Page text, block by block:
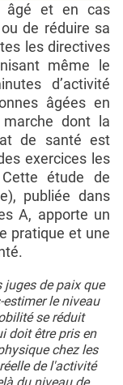
âgé et en cas
de réduire sa
les directives
même le
d’activité
âgées en
dont la
de santé est
exercices les
étude de
publiée dans
A, apporte un
pratique et une
juges de paix que
le niveau
se réduit
doit être pris en
chez les
de l'activité